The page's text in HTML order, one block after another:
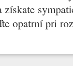
opatrní pri